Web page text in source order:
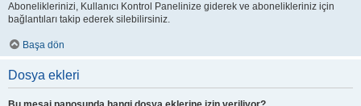
Aboneliklerinizi, Kullanıcı Kontrol Panelinize giderek ve abonelikleriniz için
bağlantıları takip ederek silebilirsiniz.
Başa dön
Dosya ekleri